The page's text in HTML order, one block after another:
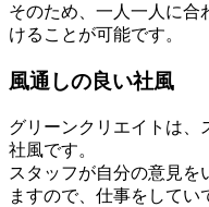
そのため、一人一人に合
けることが可能です。
風通しの良い社風
グリーンクリエイトは、
社風です。
スタッフが自分の意見を
ますので、仕事をしてい